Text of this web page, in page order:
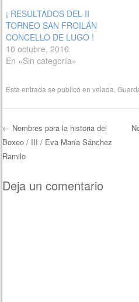
¡ RESULTADOS DEL II
TORNEO SAN FROILÁN
CONCELLO DE LUGO !
10 octubre, 2016
En «Sin categoría»
Esta entrada se publicó envelada .
Navegación de
← Nombres para la historia del
Boxeo / III / Eva María Sánchez
Ramilo
Deja un comentario